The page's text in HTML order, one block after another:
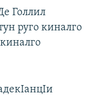
Голлил
руго киналго